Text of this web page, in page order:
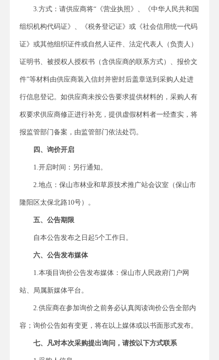
3.方式：请供应商将“《营业执照》、《中华人民共和国
组织机构代码证》、《税务登记证》或《社会信用统一代码
证》或其他组织证件或自然人证件、法定代表人（负责人）
证明书、被授权人授权书（含供应商的联系方式） 、报价文
件”等材料由供应商装入信封并密封后盖章送到 采购人 处进
行信息登记。如供应商未按公告要求提供材料的，采购人有
权要求供应商修正进行补充，提供虚假材料者一经查实，将
报监管部门备案，由监管部门依法处罚。
四 、 询价开启
1. 开启 时间： 另行通知。
2.地点： 保山市林业和草原技术推广站会议室 （保山市
隆阳区 太保北路10号）。
五、公告期限
自本公告发布之日起5个工作日 。
六、公告发布媒体
1.本项目询价公告发布媒体：保山市人民政府门户网
站 、局属新媒体平台 。
2.供应商在参加询价之前务必认真阅读询价公告全部内
容；询价公告如有变更，将在以上媒体或以书面形式发布。
七、凡对本次采购提出询问，请按以下方式联系